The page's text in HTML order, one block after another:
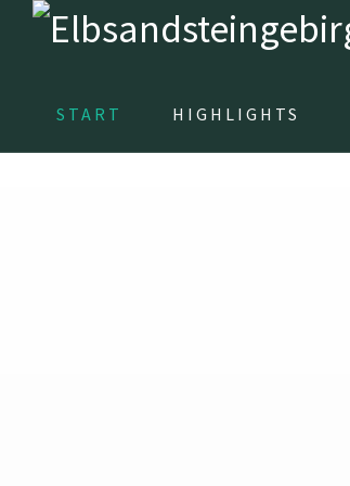
START HIGHLIGHTS